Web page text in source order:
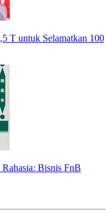
T untuk Selamatkan 100
Bisnis FnB